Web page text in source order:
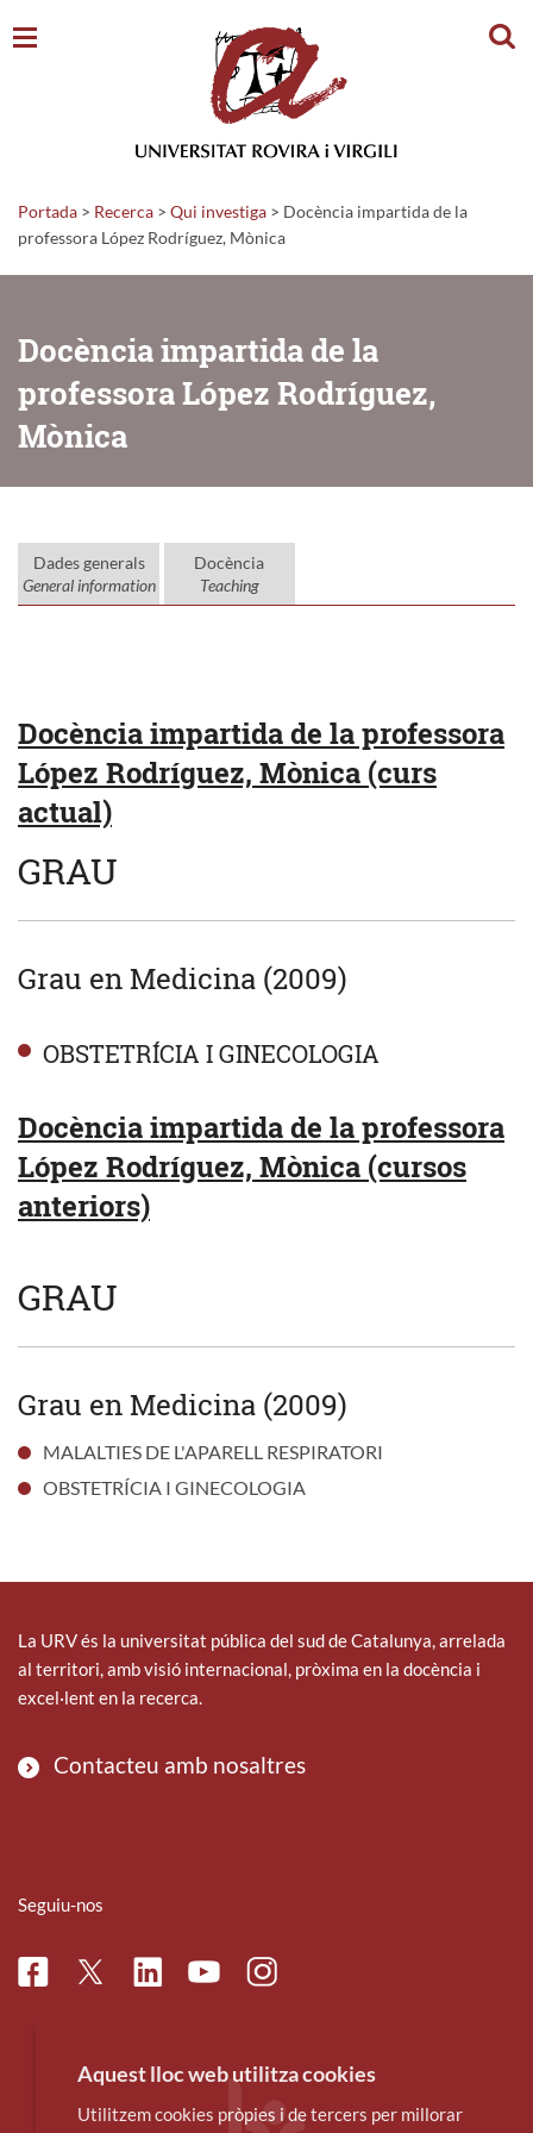
Portada > Recerca > Qui investiga > Docència impartida de la
professora López Rodríguez, Mònica
Docència impartida de la
professora López Rodríguez,
Mònica
Dades generals
General information
Docència
Teaching
Docència impartida de la professora
López Rodríguez, Mònica (curs
actual)
GRAU
Grau en Medicina (2009)
OBSTETRÍCIA I GINECOLOGIA
Docència impartida de la professora
López Rodríguez, Mònica (cursos
anteriors)
GRAU
Grau en Medicina (2009)
MALALTIES DE L'APARELL RESPIRATORI
OBSTETRÍCIA I GINECOLOGIA
La URV és la universitat pública del sud de Catalunya, arrelada
al territori, amb visió internacional, pròxima en la docència i
excel·lent en la recerca.
Contacteu amb nosaltres
Seguiu-nos
FacebookTwitterLinkedinYoutubeInstagram
Aquest lloc web utilitza cookies
Utilitzem cookies pròpies i de tercers per millorar